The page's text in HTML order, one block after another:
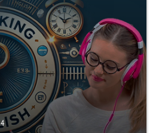
4